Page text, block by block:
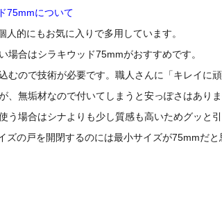
75mmについて
的にもお気に入りで多用しています。
場合はシラキウッド75mmがおすすめです。
むので技術が必要です。職人さんに「キレイに
、無垢材なので付いてしまうと安っぽさはありま
う場合はシナよりも少し質感も高いためグッと
ズの戸を開閉するのには最小サイズが75mmだ